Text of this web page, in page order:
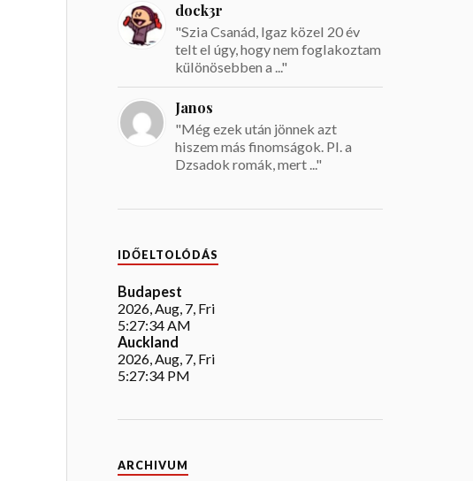
dock3r
"Szia Csanád, Igaz közel 20 év
telt el úgy, hogy nem foglakoztam
különösebben a ..."
Janos
"Még ezek után jönnek azt
hiszem más finomságok. Pl. a
Dzsadok romák, mert ..."
IDŐELTOLÓDÁS
Budapest
2026, Aug, 7, Fri
5:27:35 AM
Auckland
2026, Aug, 7, Fri
5:27:35 PM
ARCHIVUM